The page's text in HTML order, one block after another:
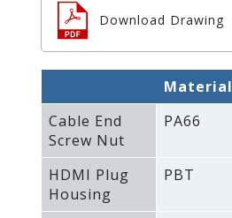
Download Drawing
Material
Cable End
Screw Nut
PA66
HDMI Plug
Housing
PBT